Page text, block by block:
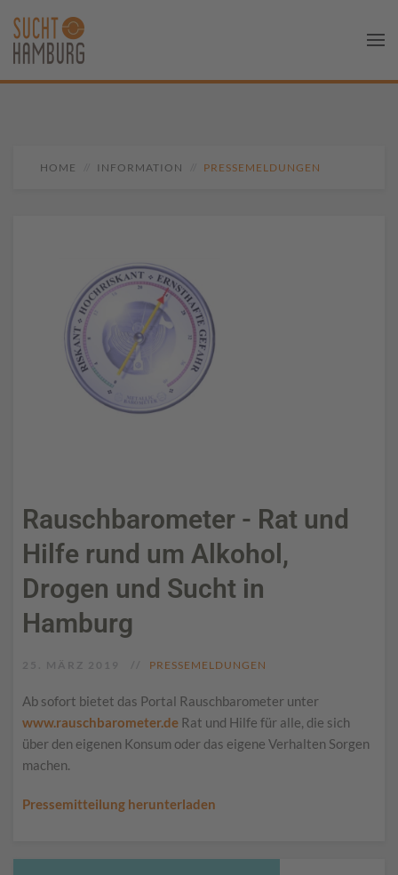
HOME INFORMATION PRESSEMELDUNGEN
Rauschbarometer - Rat und
Hilfe rund um Alkohol,
Drogen und Sucht in
Hamburg
PRESSEMELDUNGEN
Ab sofort bietet das Portal Rauschbarometer unter
www.rauschbarometer.de Rat und Hilfe für alle, die sich
über den eigenen Konsum oder das eigene Verhalten Sorgen
machen.
Pressemitteilung herunterladen